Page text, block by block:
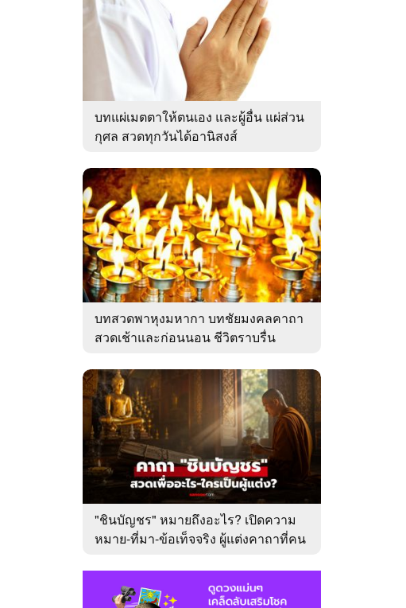
บทแผ่เมตตาให้ตนเอง และผู้อื่น แผ่ส่วน
กุศล สวดทุกวันได้อานิสงส์
บทสวดพาหุงมหากา บทชัยมงคลคาถา
สวดเช้าและก่อนนอน ชีวิตราบรื่น
"ชินบัญชร" หมายถึงอะไร? เปิดความ
หมาย-ที่มา-ข้อเท็จจริง ผู้แต่งคาถาที่คน